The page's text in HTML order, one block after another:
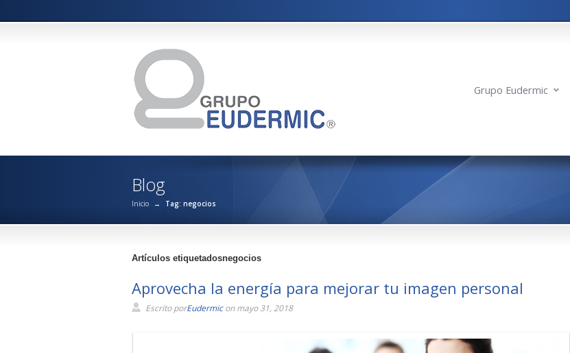
Grupo Eudermic
Blog
Inicio → Tag: negocios
Artículos etiquetadosnegocios
Aprovecha la energía para mejorar tu imagen personal
Escrito porEudermicon mayo 31, 2018